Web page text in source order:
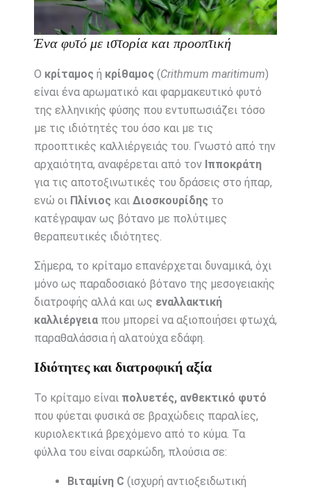
Ένα φυτό με ιστορία και προοπτική
Ο κρίταμος ή κρίθαμος (Crithmum maritimum)
είναι ένα αρωματικό και φαρμακευτικό φυτό
της ελληνικής φύσης που εντυπωσιάζει τόσο
με τις ιδιότητές του όσο και με τις
προοπτικές καλλιέργειάς του. Γνωστό από την
αρχαιότητα, αναφέρεται από τον Ιπποκράτη
για τις αποτοξινωτικές του δράσεις στο ήπαρ,
ενώ οι Πλίνιος και Διοσκουρίδης το
κατέγραψαν ως βότανο με πολύτιμες
θεραπευτικές ιδιότητες.
Σήμερα, το κρίταμο επανέρχεται δυναμικά, όχι
μόνο ως παραδοσιακό βότανο της μεσογειακής
διατροφής αλλά και ως εναλλακτική
καλλιέργειαπου μπορεί να αξιοποιήσει φτωχά,
παραθαλάσσια ή αλατούχα εδάφη.
Ιδιότητες και διατροφική αξία
Το κρίταμο είναι πολυετές, ανθεκτικό φυτό
που φύεται φυσικά σε βραχώδεις παραλίες,
κυριολεκτικά βρεχόμενο από το κύμα. Τα
φύλλα του είναι σαρκώδη, πλούσια σε:
Βιταμίνη C (ισχυρή αντιοξειδωτική